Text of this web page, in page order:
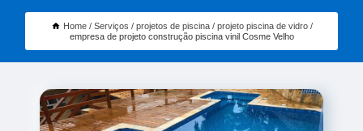
Home Serviços projetos de piscina
projeto piscina de vidro
empresa de projeto construção piscina vinil Cosme Velho